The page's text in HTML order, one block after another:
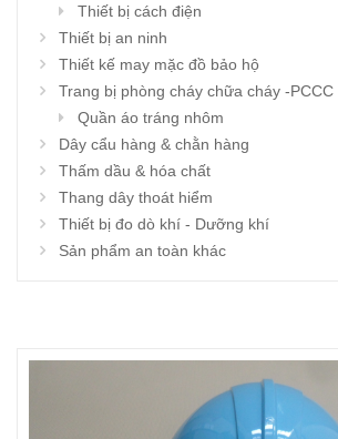
Thiết bị cách điện
Thiết bị an ninh
Thiết kế may mặc đồ bảo hộ
Trang bị phòng cháy chữa cháy -PCCC
Quần áo tráng nhôm
Dây cẩu hàng & chằn hàng
Thấm dầu & hóa chất
Thang dây thoát hiểm
Thiết bị đo dò khí - Dưỡng khí
Sản phẩm an toàn khác